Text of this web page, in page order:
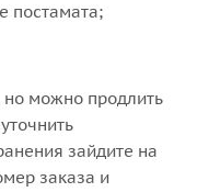
постамата;
но можно продлить
зайдите на
заказа и